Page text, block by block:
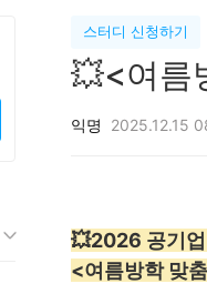
학원 강의
1:1 컨설팅
스터디 신청하기
💥<여름
익명 2025.12.15
💥2026 공기
<여름방학 맞